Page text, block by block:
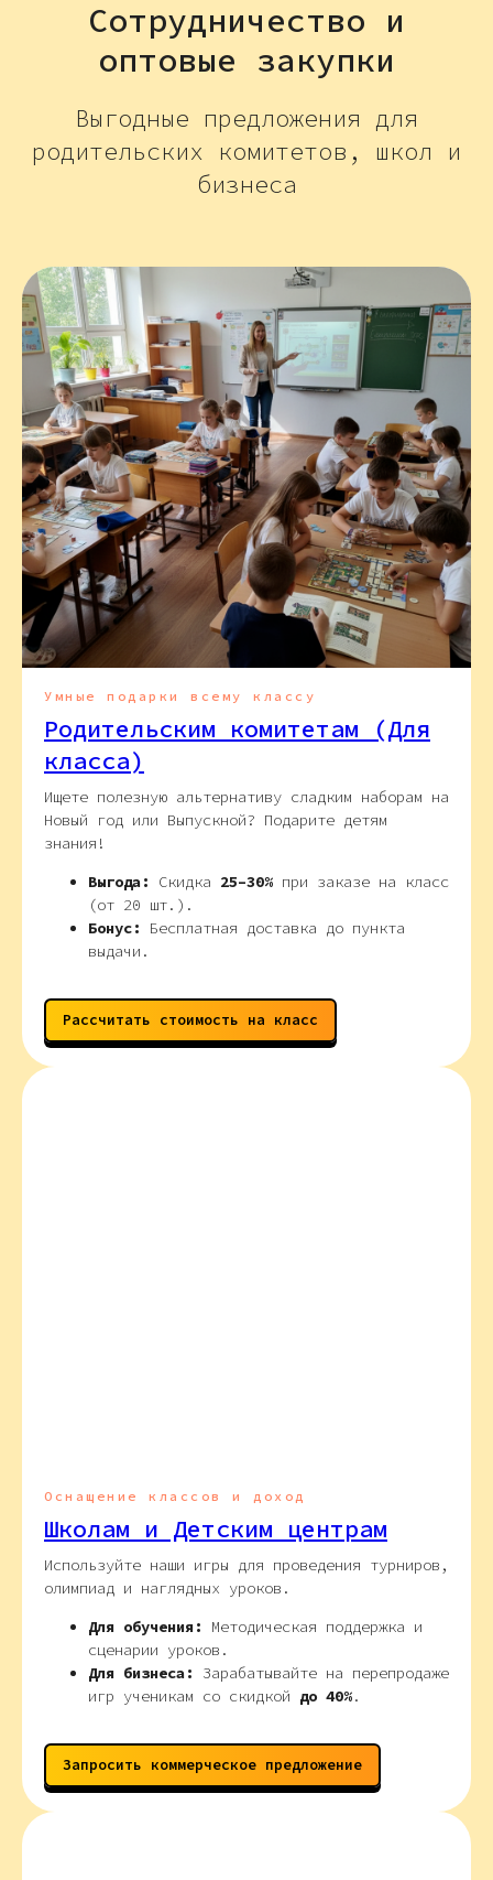
Сотрудничество и
оптовые закупки
Выгодные предложения для
родительских комитетов, школ и
бизнеса
Умные подарки всему классу
Родительским комитетам (Для
класса)
Ищете полезную альтернативу сладким наборам на
Новый год или Выпускной? Подарите детям
знания!
Выгода:
Скидка 25–30% при заказе на класс
(от 20 шт.).
Бонус:
Бесплатная доставка до пункта
выдачи.
Рассчитать стоимость на класс
Оснащение классов и доход
Школам и Детским центрам
Используйте наши игры для проведения турниров,
олимпиад и наглядных уроков.
Для обучения:
Методическая поддержка и
сценарии уроков.
Для бизнеса:
Зарабатывайте на перепродаже
игр ученикам со скидкой до 40%.
Запросить коммерческое предложение